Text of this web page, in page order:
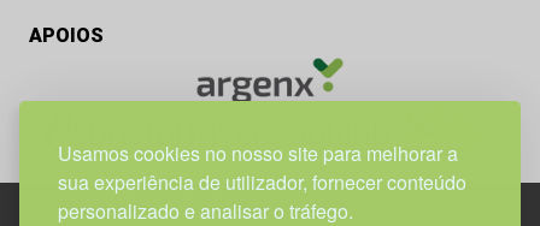
Usamos cookies no nosso site para melhorar a
sua experiência de utilizador, fornecer conteúdo
personalizado e analisar o tráfego.
APOIOS